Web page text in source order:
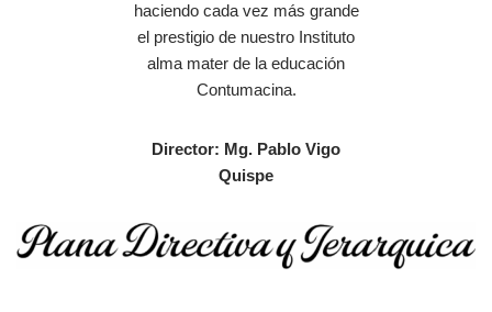
haciendo cada vez más grande
el prestigio de nuestro Instituto
alma mater de la educación
Contumacina.
Director: Mg. Pablo Vigo
Quispe